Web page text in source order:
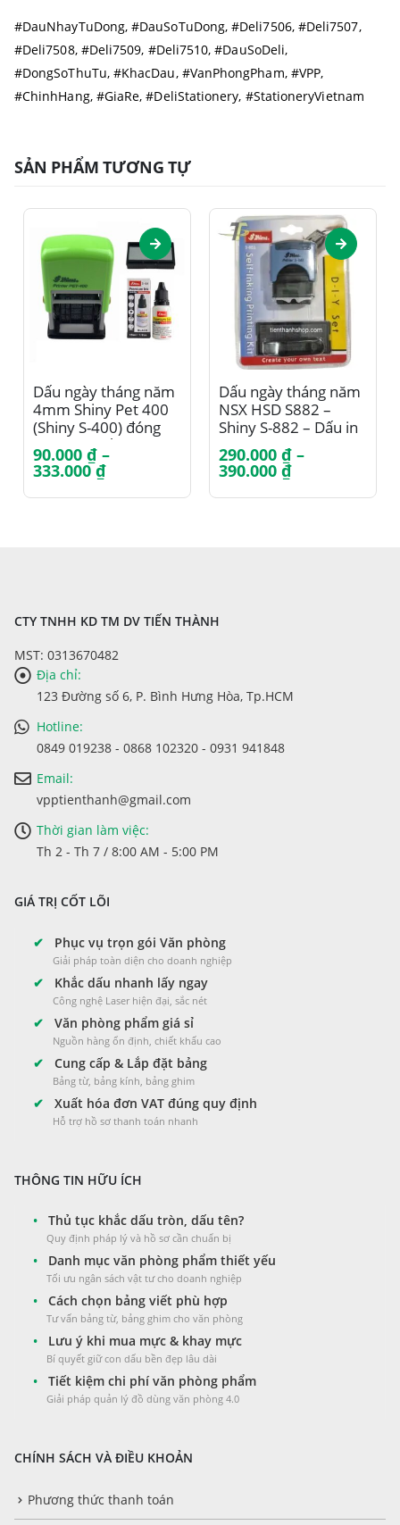
#DauNhayTuDong, #DauSoTuDong, #Deli7506, #Deli7507,
#Deli7508, #Deli7509, #Deli7510, #DauSoDeli,
#DongSoThuTu, #KhacDau, #VanPhongPham, #VPP,
#ChinhHang, #GiaRe, #DeliStationery, #StationeryVietnam
SẢN PHẨM TƯƠNG TỰ
Dấu ngày tháng năm
4mm Shiny Pet 400
(Shiny S-400) đóng
lên mọi chất liệu
90.000 ₫ –
333.000₫Khoảng
từ
Sản phẩm này có nhiều biến thể. Các tùy chọn có thể được chọn trên trang sản phẩm
Dấu ngày tháng năm
NSX HSD S882 –
Shiny S-882 – Dấu in
date
290.000 ₫ –
390.000 ₫Khoảng
từ
CTY TNHH KD TM DV TIẾN THÀNH
MST: 0313670482
Địa chỉ:
123 Đường số 6, P. Bình Hưng Hòa, Tp.HCM
Hotline:
0849 019238 - 0868 102320 - 0931 941848
Email:
vpptienthanh@gmail.com
Thời gian làm việc:
Th 2 - Th 7 / 8:00 AM - 5:00 PM
GIÁ TRỊ CỐT LÕI
✔ Phục vụ trọn gói Văn phòng
Giải pháp toàn diện cho doanh nghiệp
✔ Khắc dấu nhanh lấy ngay
Công nghệ Laser hiện đại, sắc nét
✔ Văn phòng phẩm giá sỉ
Nguồn hàng ổn định, chiết khấu cao
✔ Cung cấp & Lắp đặt bảng
Bảng từ, bảng kính, bảng ghim
✔ Xuất hóa đơn VAT đúng quy định
Hỗ trợ hồ sơ thanh toán nhanh
THÔNG TIN HỮU ÍCH
• Thủ tục khắc dấu tròn, dấu tên?
Quy định pháp lý và hồ sơ cần chuẩn bị
• Danh mục văn phòng phẩm thiết yếu
Tối ưu ngân sách vật tư cho doanh nghiệp
• Cách chọn bảng viết phù hợp
Tư vấn bảng từ, bảng ghim cho văn phòng
• Lưu ý khi mua mực & khay mực
Bí quyết giữ con dấu bền đẹp lâu dài
• Tiết kiệm chi phí văn phòng phẩm
Giải pháp quản lý đồ dùng văn phòng 4.0
CHÍNH SÁCH VÀ ĐIỀU KHOẢN
Phương thức thanh toán